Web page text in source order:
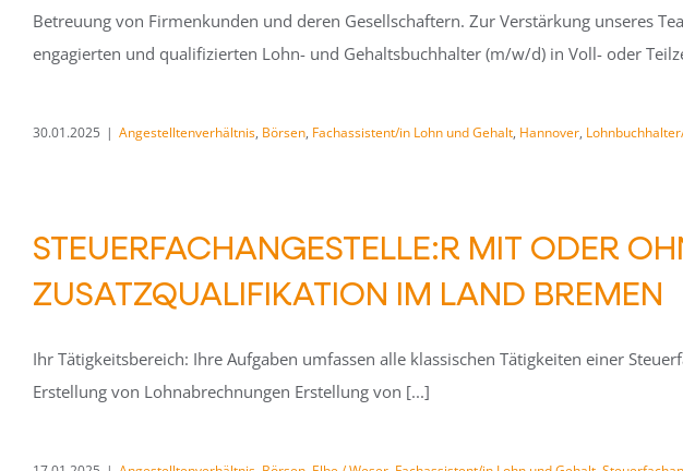
Betreuung von Firmenkunden und deren Gesellschaftern. Zur Verstärkung unseres
engagierten und qualifizierten Lohn- und Gehaltsbuchhalter (m/w/d) in Voll- oder
30.01.2025 | Angestelltenverhältnis, Börsen, Fachassistent/in Lohn und Gehalt, Hannover,
STEUERFACHANGESTELLE:R MIT ODER
ZUSATZQUALIFIKATION IM LAND BREMEN
Ihr Tätigkeitsbereich: Ihre Aufgaben umfassen alle klassischen Tätigkeiten einer
Erstellung von Lohnabrechnungen Erstellung von [...]